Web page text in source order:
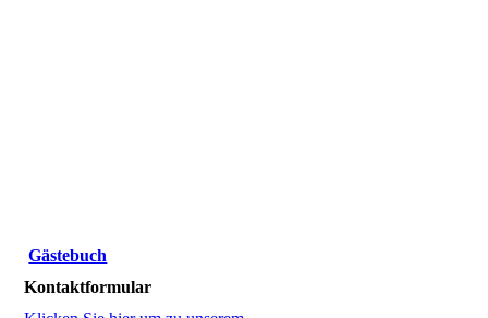
Gästebuch
Kontaktformular